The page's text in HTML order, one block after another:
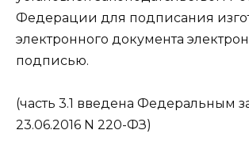
Федерации для подписания
электронного документа
подписью.
(часть 3.1 введена Федеральным
23.06.2016 N 220-ФЗ)